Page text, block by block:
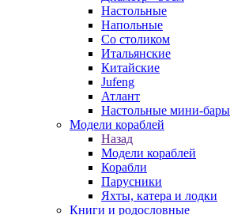
Настольные
Напольные
Со столиком
Итальянские
Китайские
Jufeng
Атлант
Настольные мини-бары
Модели кораблей
Назад
Модели кораблей
Корабли
Парусники
Яхты, катера и лодки
Книги и родословные